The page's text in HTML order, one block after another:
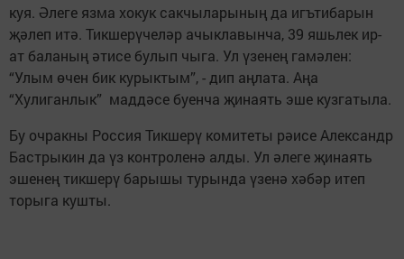
куя. Әлеге язма хокук сакчыларының да игътибарын
җәлеп итә. Тикшерүчеләр ачыклавынча, 39 яшьлек ир-
ат баланың әтисе булып чыга. Ул үзенең гамәлен:
“Улым өчен бик курыктым”, - дип аңлата. Аңа
“Хулиганлык” маддәсе буенча җинаять эше кузгатыла.
Бу очракны Россия Тикшерү комитеты рәисе Александр
Бастрыкин да үз контроленә алды. Ул әлеге җинаять
эшенең тикшерү барышы турында үзенә хәбәр итеп
торыга кушты.